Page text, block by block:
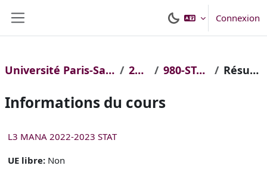
Connexion
Université Paris-Saclay 2022 980-STAPS Résumé
Informations du cours
L3 MANA 2022-2023 STAT
UE libre: Non